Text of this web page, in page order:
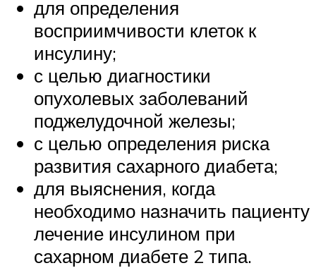
для определения
восприимчивости клеток к
инсулину;
с целью диагностики
опухолевых заболеваний
поджелудочной железы;
с целью определения риска
развития сахарного диабета;
для выяснения, когда
необходимо назначить пациенту
лечение инсулином при
сахарном диабете 2 типа.